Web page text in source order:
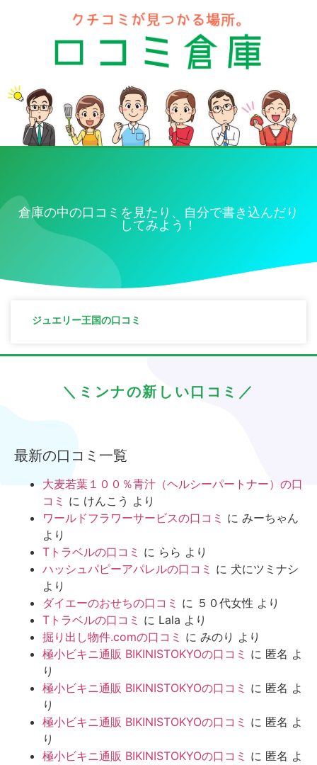
倉庫の中の口コミを見たり、自分で書き込んだり
してみよう！
ジュエリー王国の口コミ
＼ミンナの新しい口コミ／
最新の口コミ一覧
大麦若葉１００％青汁（ヘルシーパートナー）の口
コミ に けんこう より
ワールドフラワーサービスの口コミ に みーちゃん
より
Tトラベルの口コミ に らら より
ハッシュパピーアパレルの口コミ に 犬にツミナシ
より
ダイエーのおせちの口コミ に ５０代女性 より
Tトラベルの口コミ に Lala より
掘り出し物件.comの口コミ に みのり より
極小ビキニ通販 BIKINISTOKYOの口コミ に 匿名 よ
り
極小ビキニ通販 BIKINISTOKYOの口コミ に 匿名 よ
り
極小ビキニ通販 BIKINISTOKYOの口コミ に 匿名 よ
り
極小ビキニ通販 BIKINISTOKYOの口コミ に 匿名 よ